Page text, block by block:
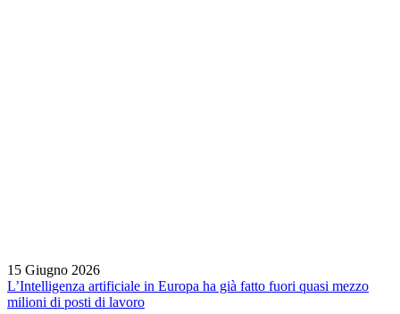
15 Giugno 2026
L’Intelligenza artificiale in Europa ha già fatto fuori quasi mezzo
milioni di posti di lavoro